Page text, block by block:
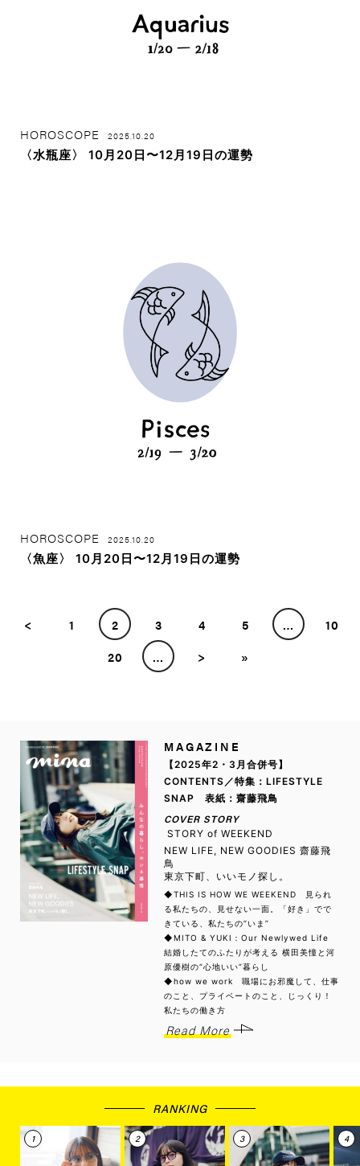
HOROSCOPE 2025.10.20
〈水瓶座〉 10月20日〜12月19日の運勢
HOROSCOPE 2025.10.20
〈魚座〉 10月20日〜12月19日の運勢
< 1 2 3 4 5 …
10
20
… > »
MAGAZINE
【2025年2・3月合併号】
CONTENTS／特集：LIFESTYLE
SNAP 表紙：齋藤飛鳥
COVER STORY
STORY of WEEKEND
NEW LIFE, NEW GOODIES 齋藤飛
鳥
東京下町、いいモノ探し。
◆THIS IS HOW WE WEEKEND 見られ
る私たちの、見せない一面。「好き」でで
きている、私たちの“いま”
◆MITO & YUKI：Our Newlywed Life
結婚したてのふたりが考える 横田美憧と河
原優樹の“心地いい”暮らし
◆how we work 職場にお邪魔して、仕事
のこと、プライベートのこと、じっくり！
私たちの働き方
Read More
RANKING